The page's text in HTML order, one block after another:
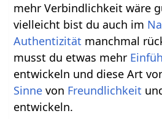
mehr Verbindlichkeit wäre
vielleicht bist du auch im
Authentizität manchmal
musst du etwas mehr
entwickeln und diese Art
Sinne von Freundlichkeit
entwickeln.